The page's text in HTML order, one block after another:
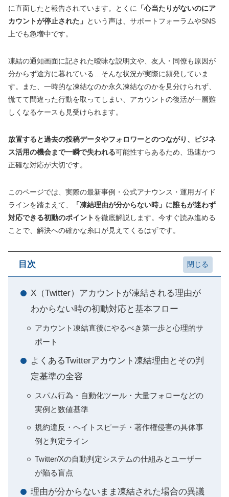
に直面したと報告されています。とくに
「心当たりがないのにア
カウントが停止された」 という声は、サポートフォーラムやSNS
上でも急増中です。
凍結の通知画面に記された曖昧な説明文や、友人・同僚も原因が
分からず途方に暮れている…そんな状況が実際に頻発していま
す。また、一時的な凍結なのか永久凍結なのかを見分けられず、
慌てて間違った行動を取ってしまい、アカウントの復活が一層難
しくなるケースも見受けられます。
放置すると過去の投稿データやフォロワーとのつながり、ビジネ
ス活用の機会まで一瞬で失われる可能性すらあるため、迅速かつ
正確な対応が大切です。
このページでは、実際の最新事例・公式アナウンス・運用ガイド
ラインを踏まえて、
「凍結理由が分からない時」に誰もが迷わず
対応できる初動のポイントを徹底解説します。今すぐ読み進める
ことで、解決への確かな糸口が見えてくるはずです。
目次
X（Twitter）アカウントが凍結される理由が
わからない時の初動対応と基本フロー
アカウント凍結直後にやるべき第一歩と心理的サ
ポート
よくあるTwitterアカウント凍結理由とその判
定基準の全容
スパム行為・自動化ツール・大量フォローなどの
実例と数値基準
規約違反・ヘイトスピーチ・著作権侵害の具体事
例と判定ライン
Twitter/Xの自動判定システムの仕組みとユーザー
が陥る盲点
理由が分からないまま凍結された場合の異議